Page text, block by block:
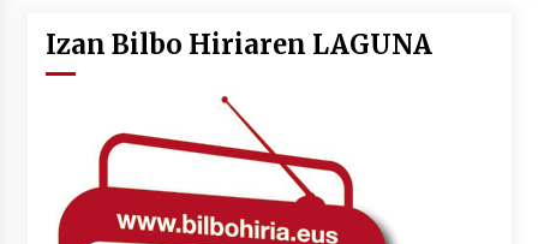
2026/07/03
SOINUGELA: Paul McCartney eta Ringo Starr-en
lan berriak
2026/07/03
Izan Bilbo Hiriaren LAGUNA